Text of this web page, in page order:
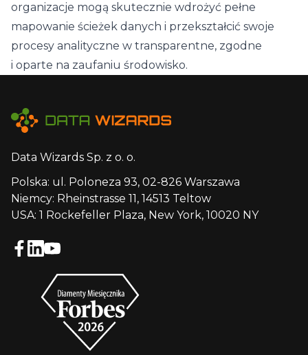
organizacje mogą skutecznie wdrożyć pełne
mapowanie ścieżek danych i przekształcić swoje
procesy analityczne w transparentne, zgodne
i oparte na zaufaniu środowisko.
Data Wizards Sp. z o. o.
Polska: ul. Poloneza 93, 02-826 Warszawa
Niemcy: Rheinstrasse 11, 14513 Teltow
USA: 1 Rockefeller Plaza, New York, 10020 NY